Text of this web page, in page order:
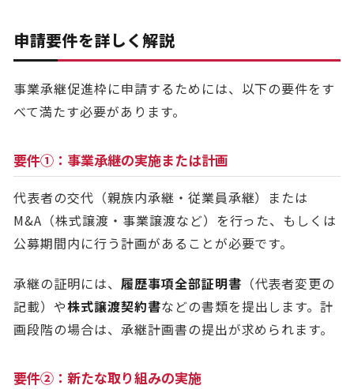
申請要件を詳しく解説
事業承継促進枠に申請するためには、以下の要件をす
べて満たす必要があります。
要件①：事業承継の実施または計画
代表者の交代（親族内承継・従業員承継）または
M&A（株式譲渡・事業譲渡など）を行った、もしくは
公募期間内に行う計画があることが必要です。
承継の証明には、 履歴事項全部証明書 （代表者変更の
記載）や株式譲渡契約書などの書類を提出します。計
画段階の場合は、承継計画書の提出が求められます。
要件②：新たな取り組みの実施